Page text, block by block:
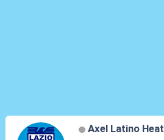
Axel Latino Heat